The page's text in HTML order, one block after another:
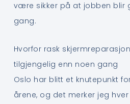
være sikker på at jobben blir
gang.
Hvorfor rask
tilgjengelig enn noen gang
Oslo har blitt et knutepunkt
årene, og det merker jeg